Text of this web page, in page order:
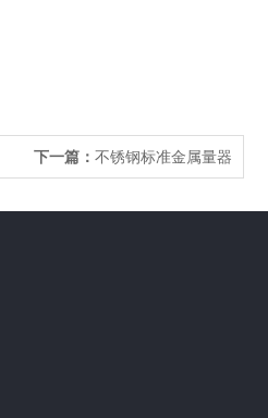
下一篇： 不锈钢标准金属量器